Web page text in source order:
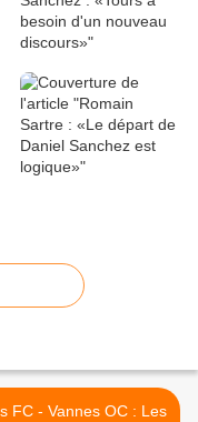
FC - Vannes OC : Les